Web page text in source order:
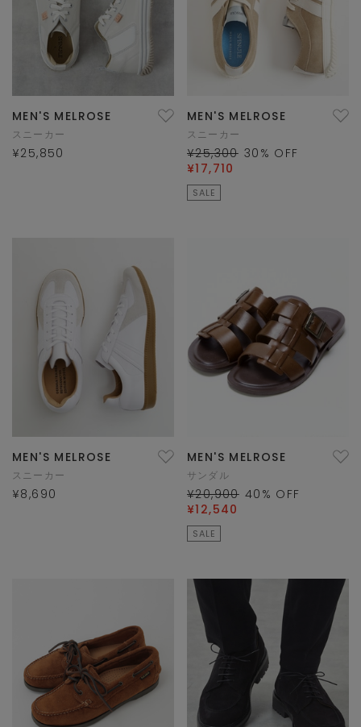
MEN'S MELROSE
スニーカー
¥25,850
MEN'S MELROSE
スニーカー
¥25,300 30 % OFF
¥17,710
SALE
MEN'S MELROSE
スニーカー
¥8,690
MEN'S MELROSE
サンダル
¥20,900 40 % OFF
¥12,540
SALE